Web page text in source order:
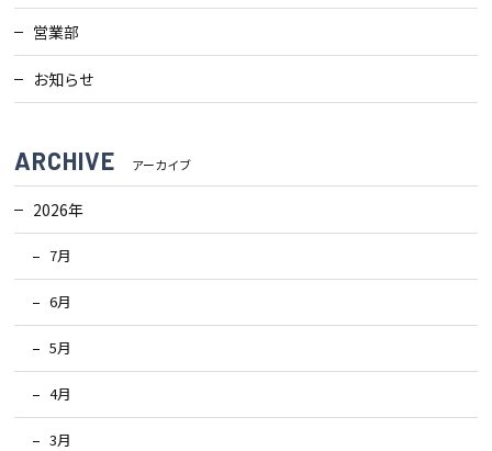
営業部
お知らせ
ARCHIVE アーカイブ
2026年
7月
6月
5月
4月
3月